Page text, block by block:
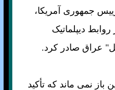
جمهوری آمريکا،
ديپلماتيک
عراق صادر کرد.
باز نمی ماند که تأکيد